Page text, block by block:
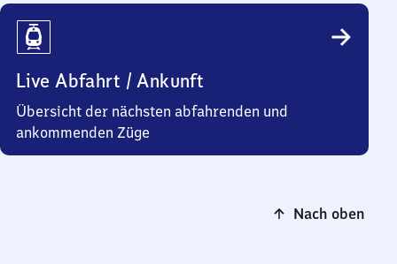
Live Abfahrt / Ankunft
Übersicht der nächsten abfahrenden und
ankommenden Züge
Nach oben